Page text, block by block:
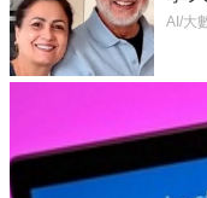
50
AI/大